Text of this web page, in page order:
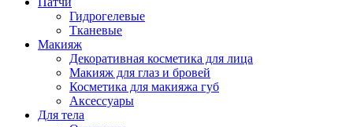
Гидрогелевые
Тканевые
Макияж
Декоративная косметика для лица
Макияж для глаз и бровей
Косметика для макияжа губ
Аксессуары
Для тела